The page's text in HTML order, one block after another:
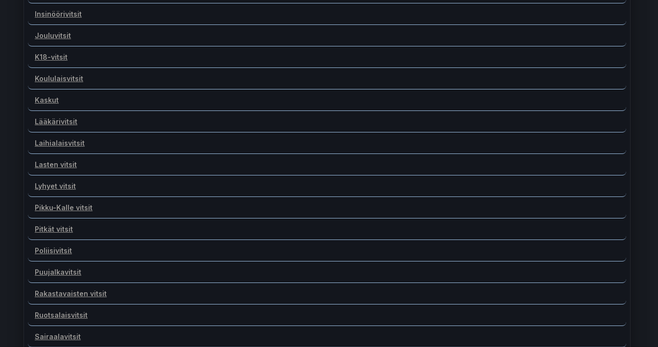
Insinöörivitsit
Jouluvitsit
K18-vitsit
Koululaisvitsit
Kaskut
Lääkärivitsit
Laihialaisvitsit
Lasten vitsit
Lyhyet vitsit
Pikku-Kalle vitsit
Pitkät vitsit
Poliisivitsit
Puujalkavitsit
Rakastavaisten vitsit
Ruotsalaisvitsit
Sairaalavitsit